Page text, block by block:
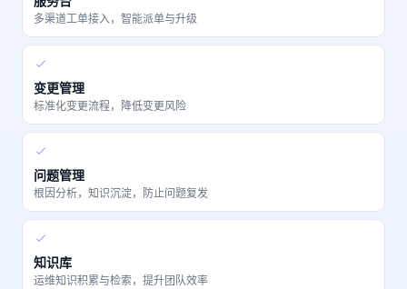
多渠道工单接入，智能派单与升级
变更管理
标准化变更流程，降低变更风险
问题管理
根因分析，知识沉淀，防止问题复发
知识库
运维知识积累与检索，提升团队效率